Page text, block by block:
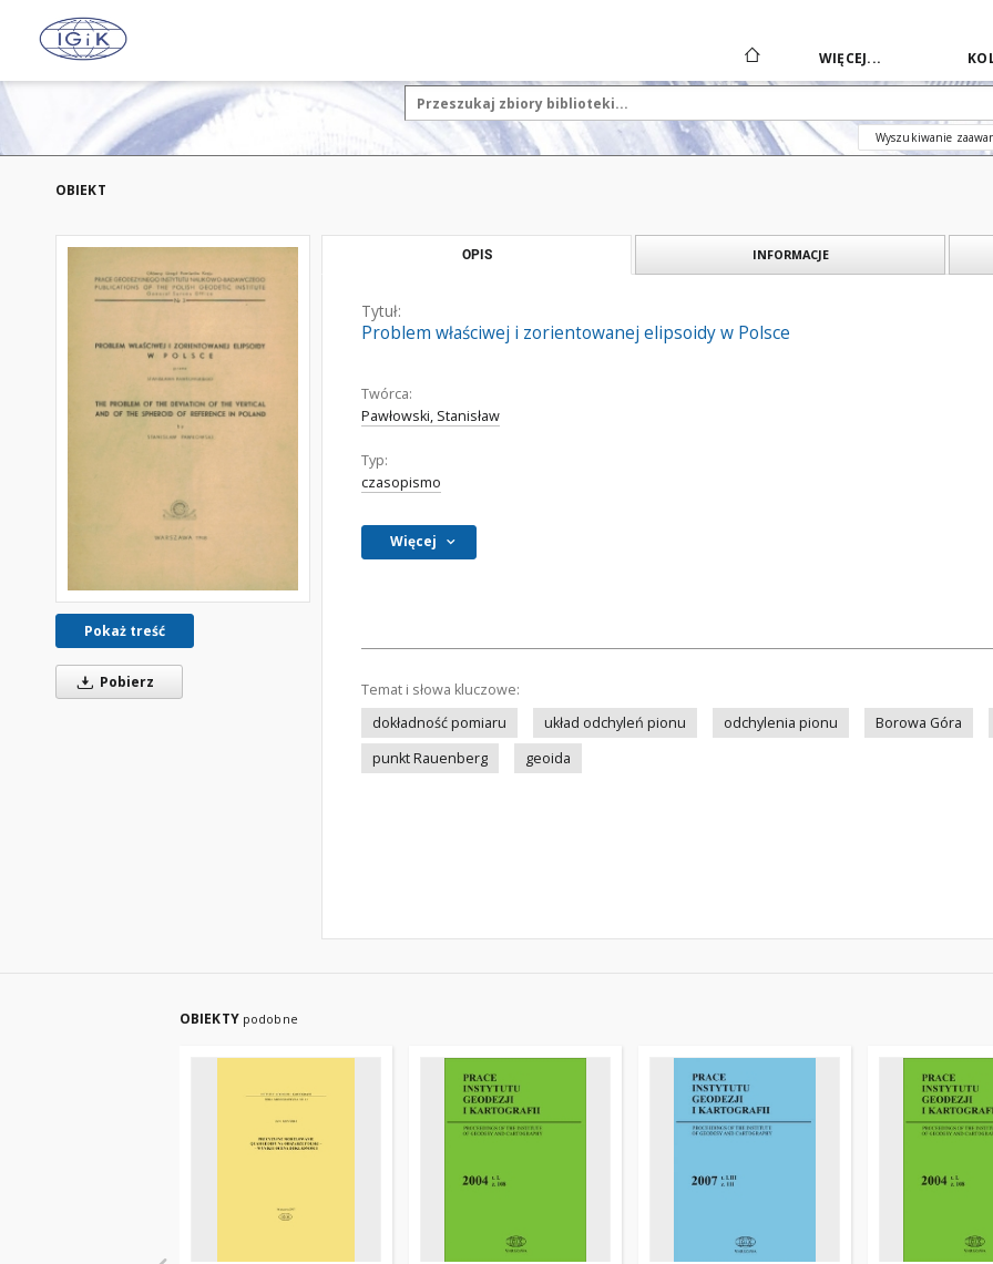
WIĘCEJ...
Wyszukiwanie
OBIEKT
Pokaż treść
Pobierz
OPIS INFORMACJE
Tytuł:
Problem właściwej i zorientowanej elipsoidy w Polsce
Twórca:
Pawłowski, Stanisław
Typ:
czasopismo
Więcej
Temat i słowa kluczowe:
dokładność pomiaru
układ odchyleń pionu odchylenia pionu Borowa Góra
punkt Rauenberg
geoida
OBIEKTY podobne